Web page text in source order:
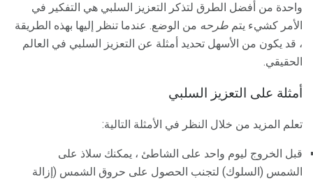
واحدة من أفضل الطرق لتذكر التعزيز السلبي هي التفكير في
الأمر كشيء يتم طرحه من الوضع. عندما تنظر إليها بهذه الطريقة
، قد يكون من الأسهل تحديد أمثلة عن التعزيز السلبي في العالم
الحقيقي.
أمثلة على التعزيز السلبي
تعلم المزيد من خلال النظر في الأمثلة التالية:
قبل الخروج ليوم واحد على الشاطئ ، يمكنك سلاذ على
الشمس (السلوك) لتجنب الحصول على حروق الشمس (إزالة